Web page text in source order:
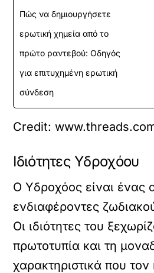
Πώς να δημιουργήσετε
ερωτική χημεία από το
πρώτο ραντεβού: Οδηγός
για επιτυχημένη ερωτική
σύνδεση
Credit:
Ιδιότητες Υδροχόου
Ο Υδροχόος είναι ένας
ενδιαφέροντες
Οι ιδιότητες του
πρωτοτυπία και τη
χαρακτηριστικά που